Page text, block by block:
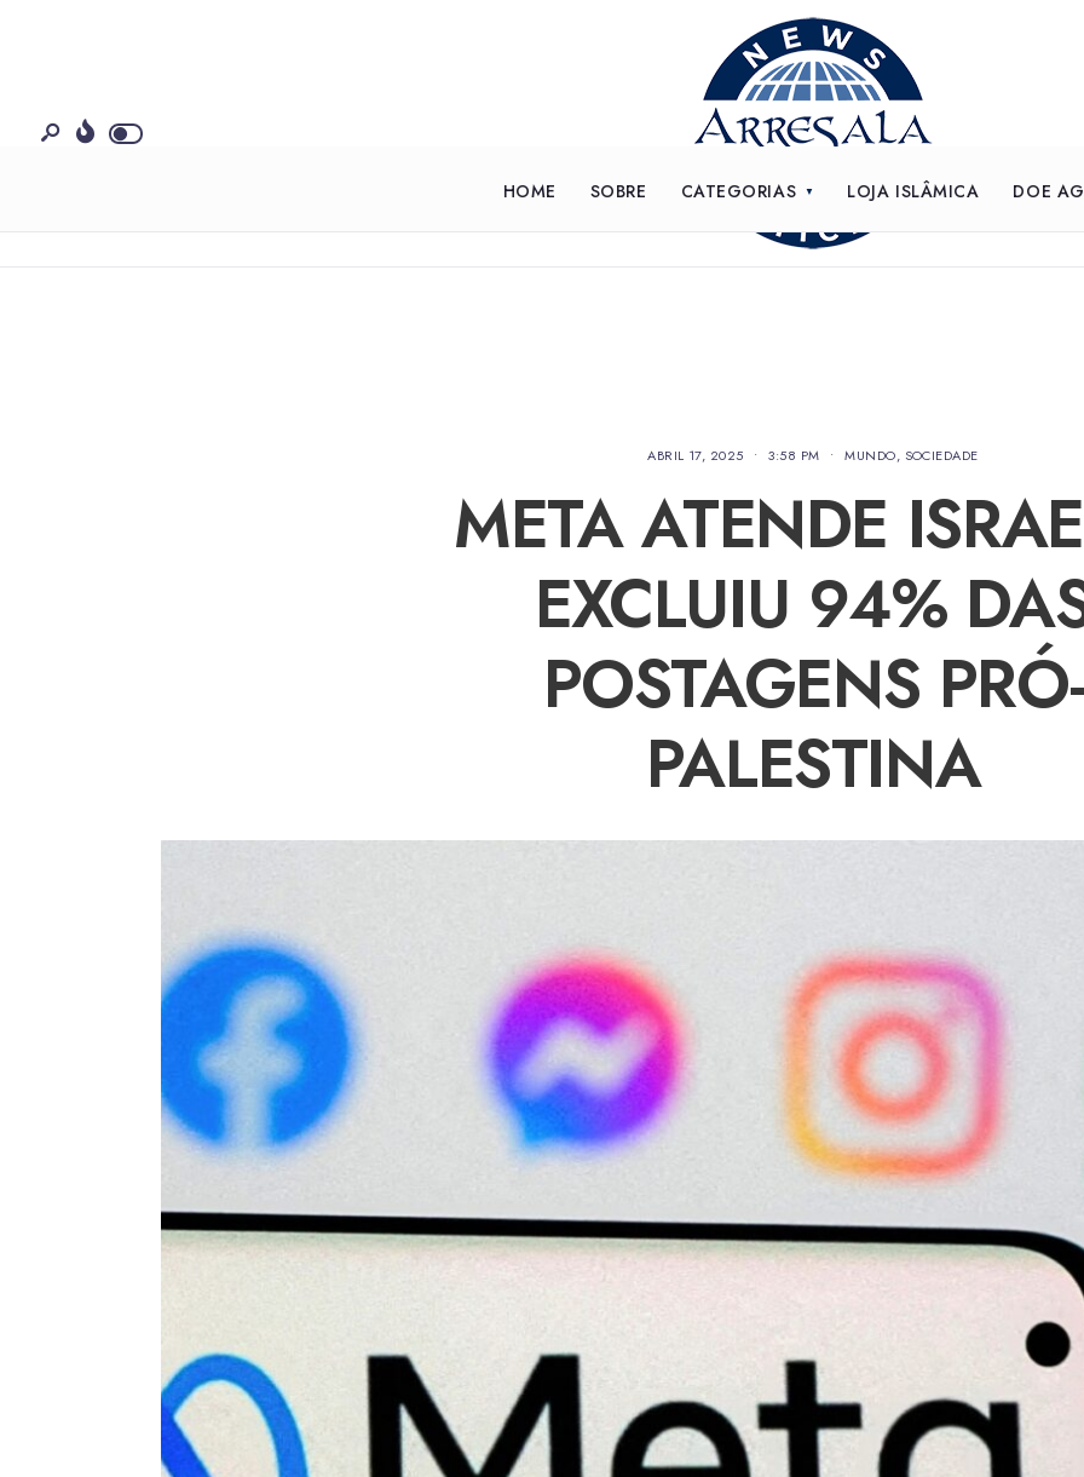
HOME SOBRE CATEGORIAS LOJA ISLÂMICA DOE
ABRIL 17, 2025 • 3:58 PM • MUNDO, SOCIEDADE
META ATENDE
EXCLUIU 94%
POSTAGENS PRÓ-
PALESTINA